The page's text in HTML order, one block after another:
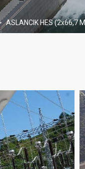
ASLANCIK HES (2x66,7